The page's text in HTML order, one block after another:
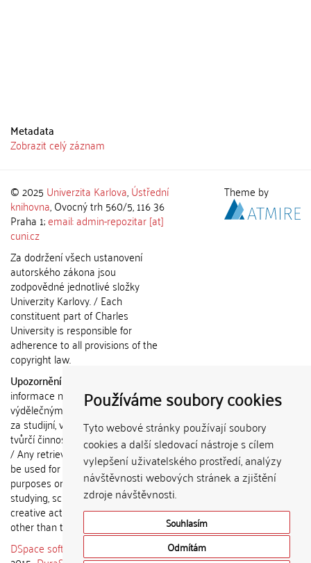
Používáme soubory cookies
Tyto webové stránky používají soubory
cookies a další sledovací nástroje s cílem
vylepšení uživatelského prostředí, analýzy
návštěvnosti webových stránek a zjištění
zdroje návštěvnosti.
Souhlasím
Odmítám
Metadata
Zobrazit celý záznam
© 2025 Univerzita Karlova,Ústřední
knihovna, Ovocný trh 560/5, 116 36
Praha 1;email: admin-repozitar [at]
cuni.cz
Za dodržení všech ustanovení
autorského zákona jsou
zodpovědné jednotlivé složky
Univerzity Karlovy. / Each
constituent part of Charles
University is responsible for
adherence to all provisions of the
copyright law.
Upozornění / Notice:
informace nemohou být použity k
výdělečným účelům nebo vydávány
za studijní, vědeckou nebo jinou
tvůrčí činnost jiné osoby než autora.
/ Any retrieved information shall not
be used for any commercial
purposes or claimed as results of
studying, scientific or any other
creative activities of any person
other than the author.
DSpace software
copyright © 2002-
Theme by